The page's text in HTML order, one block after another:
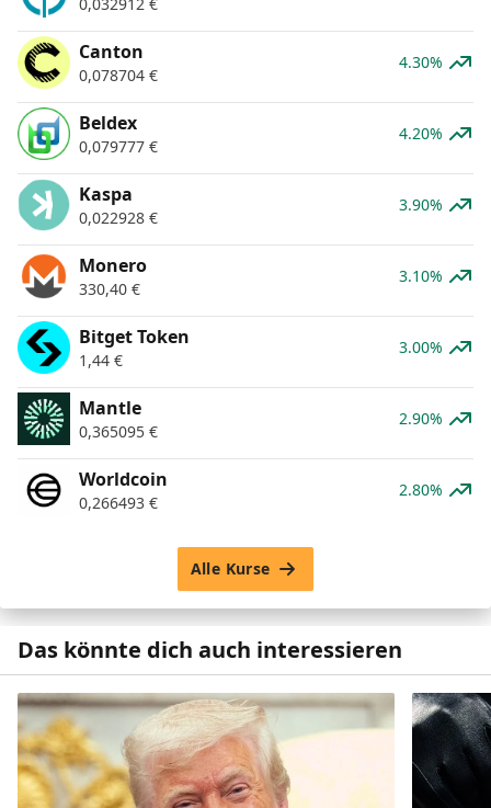
Canton
0,078704 €
4.30%
Beldex
0,079777 €
4.20%
Kaspa
0,022928 €
3.90%
Monero
330,40 €
3.10%
Bitget Token
1,44 €
3.00%
Mantle
0,365095 €
2.90%
Worldcoin
0,266493 €
2.80%
Alle Kurse
Das könnte dich auch interessieren